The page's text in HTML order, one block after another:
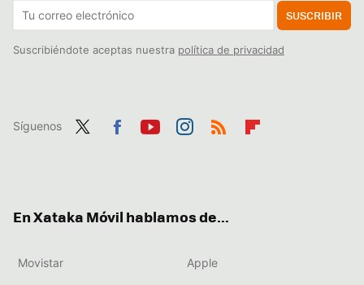
SUSCRIBIR
Suscribiéndote aceptas nuestra política de privacidad
Síguenos
En Xataka Móvil hablamos de...
Movistar Apple